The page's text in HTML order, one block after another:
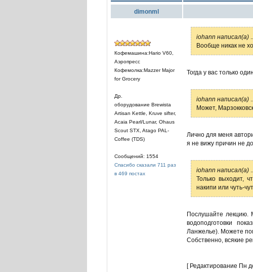
dimonml
Кофемашина:Hario V60,
Аэропресс
Кофемолка:Mazzer Major
for Grocery
Др.
оборудование Brewista
Artisan Kettle, Kruve sifter,
Acaia Pearl/Lunar, Ohaus
Scout STX, Atago PAL-
Coffee (TDS)
Сообщений: 1554
Спасибо сказали 711 раз
в 469 постах
iohann написал(а)
Вообще никак не
Тогда у вас только
iohann написал(а)
Может,
Лично для меня
я не вижу причин не
iohann написал(а)
Только выходит,
накипи или чуть-
Послушайте лекцию.
водоподготовки
Ланжелье). Можете
Собственно, всякие
[ Редактирование Пн